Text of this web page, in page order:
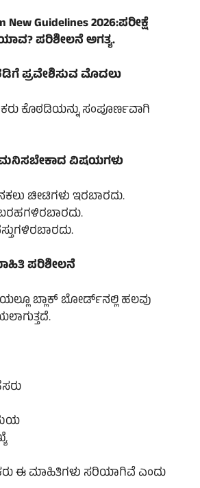
New Guidelines 2026:ಪರೀಕ್ಷೆ
ಪರಿಶೀಲನೆ ಅಗತ್ಯ.
ಪ್ರವೇಶಿಸುವ ಮೊದಲು
ಕೊಠಡಿಯನ್ನು ಸಂಪೂರ್ಣವಾಗಿ
ವಿಷಯಗಳು
ಚೀಟಿಗಳು ಇರಬಾರದು.
ಪರಿಶೀಲನೆ
ಬ್ಲಾಕ್ ಬೋರ್ಡ್‌ನಲ್ಲಿ ಹಲವು
ಈ ಮಾಹಿತಿಗಳು ಸರಿಯಾಗಿವೆ ಎಂದು